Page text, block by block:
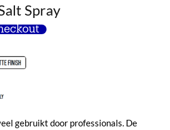
Spray
gebruikt door professionals. De